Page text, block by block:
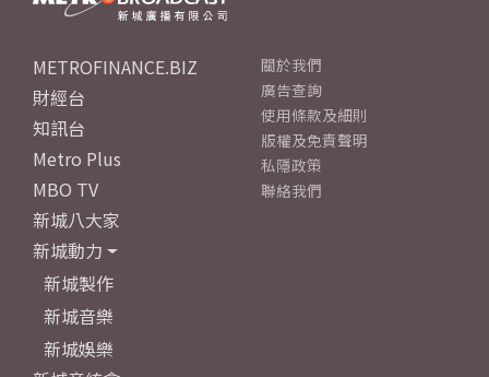
METROFINANCE.BIZ
財經台
知訊台
Metro Plus
MBO TV
新城八大家
新城動力
新城製作
新城音樂
新城娛樂
關於我們
廣告查詢
使用條款及細則
版權及免責聲明
私隱政策
聯絡我們